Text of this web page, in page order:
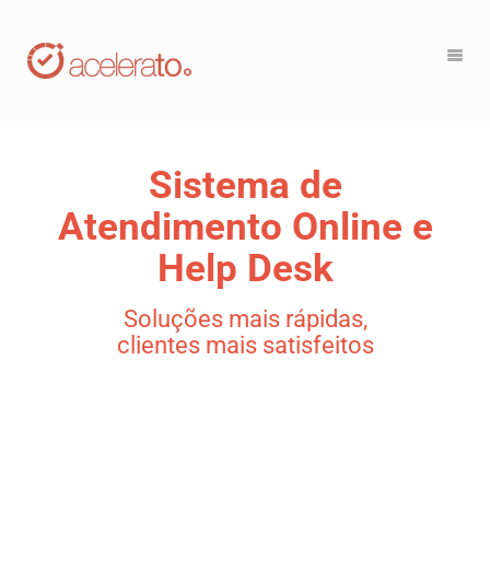
Sistema de
Atendimento Online e
Help Desk
Soluções mais rápidas,
clientes mais satisfeitos